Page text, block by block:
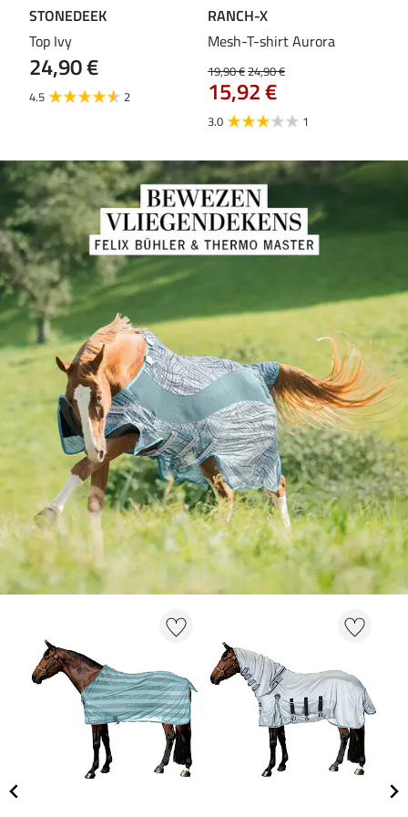
STONEDEEK
Top Ivy
24,90 €
4.5 2
RANCH-X
Mesh-T-shirt Aurora
19,90 €24,90 €
15,92 €
3.0 1